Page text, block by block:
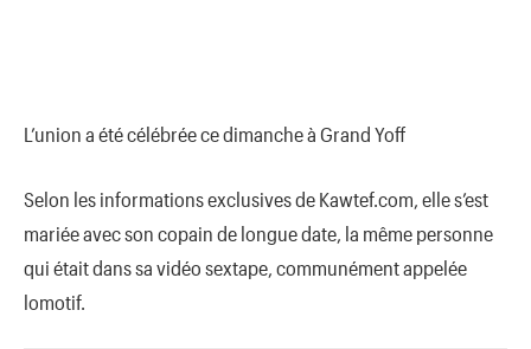
L’union a été célébrée ce dimanche à Grand Yoff
Selon les informations exclusives de Kawtef.com, elle s’est
mariée avec son copain de longue date, la même personne
qui était dans sa vidéo sextape, communément appelée
lomotif.